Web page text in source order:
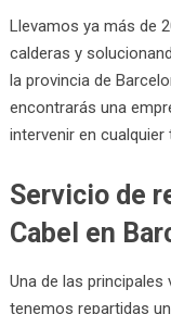
Llevamos ya más de
calderas y
la provincia de
encontrarás una
intervenir en cualquier
Servicio de
Cabel en
Una de las
tenemos repartidas